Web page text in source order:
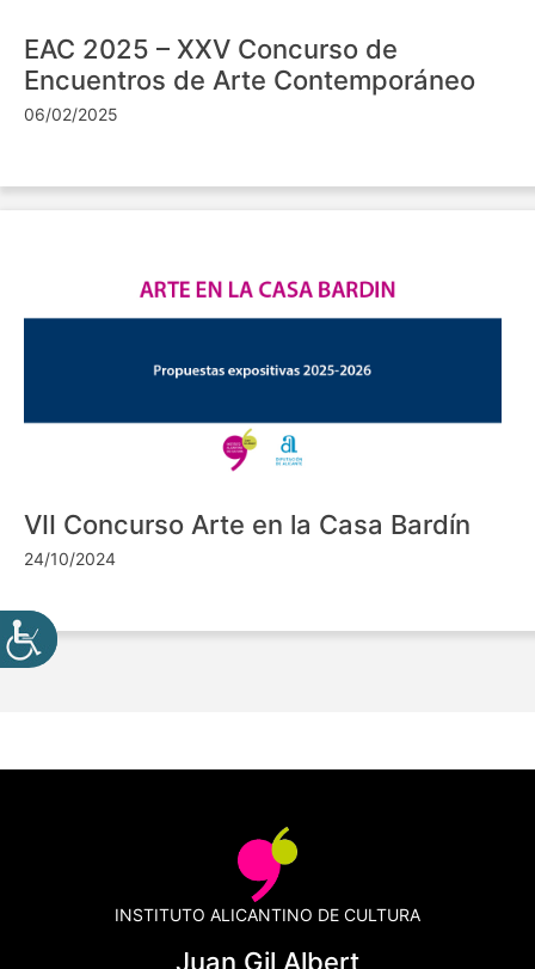
EAC 2025 – XXV Concurso de
Encuentros de Arte Contemporáneo
06/02/2025
VII Concurso Arte en la Casa Bardín
24/10/2024
INSTITUTO ALICANTINO DE CULTURA
Juan Gil Albert